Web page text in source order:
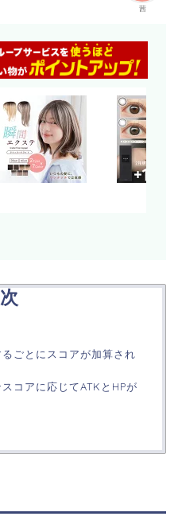
茜
ごとにスコアが加算され
コアに応じてATKとHPが